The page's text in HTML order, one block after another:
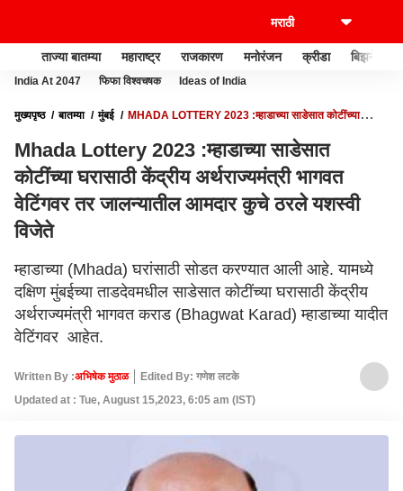
ताज्या बातम्या महाराष्ट्र राजकारण मनोरंजन क्रीडा बिझनेस
India At 2047 फिफा विश्वचषक Ideas of India
मुख्यपृष्ठ बातम्या मुंबई
MHADA LOTTERY 2023 :म्हाडाच्या साडेसात कोटींच्या
Mhada Lottery 2023 :म्हाडाच्या साडेसात
कोटींच्या घरासाठी केंद्रीय अर्थराज्यमंत्री भागवत
वेटिंगवर तर जालन्यातील आमदार कुचे ठरले यशस्वी
विजेते
म्हाडाच्या (Mhada) घरांसाठी सोडत करण्यात आली आहे. यामध्ये
दक्षिण मुंबईच्या ताडदेवमधील साडेसात कोटींच्या घरासाठी केंद्रीय
अर्थराज्यमंत्री भागवत कराड (Bhagwat Karad) म्हाडाच्या यादीत
वेटिंगवर आहेत.
Written By :अभिषेक मुठाळ
Edited By: गणेश लटके
Updated at : Tue, August 15,2023, 6:05 am (IST)